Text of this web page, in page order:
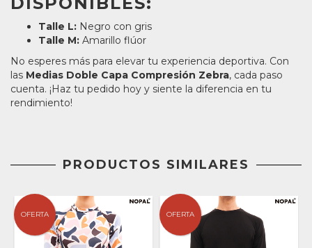
Talle L: Negro con gris
Talle M: Amarillo flúor
No esperes más para elevar tu experiencia deportiva. Con
las Medias Doble Capa Compresión Zebra, cada paso
cuenta. ¡Haz tu pedido hoy y siente la diferencia en tu
rendimiento!
PRODUCTOS SIMILARES
OFERTA OFERTA